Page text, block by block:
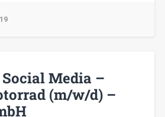
Media –
(m/w/d) –